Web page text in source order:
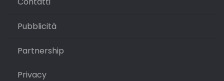
Pubblicità
Partnership
Privacy